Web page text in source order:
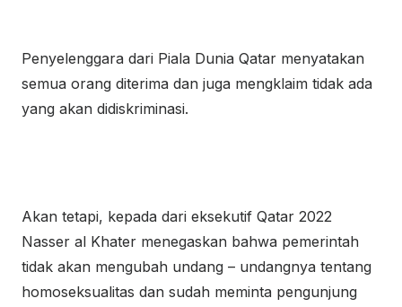
Penyelenggara dari Piala Dunia Qatar menyatakan
semua orang diterima dan juga mengklaim tidak ada
yang akan didiskriminasi.
Akan tetapi, kepada dari eksekutif Qatar 2022
Nasser al Khater menegaskan bahwa pemerintah
tidak akan mengubah undang – undangnya tentang
homoseksualitas dan sudah meminta pengunjung